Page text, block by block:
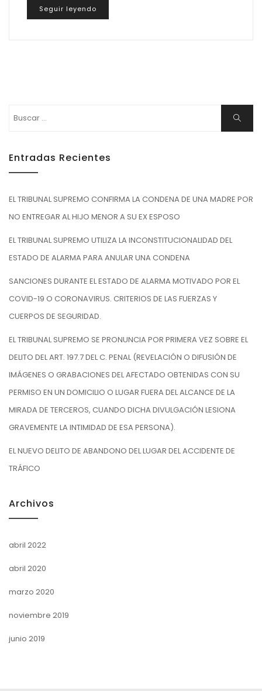
Seguir leyendo
Buscar
Entradas Recientes
EL TRIBUNAL SUPREMO CONFIRMA LA CONDENA DE UNA MADRE POR
NO ENTREGAR AL HIJO MENOR A SU EX ESPOSO
EL TRIBUNAL SUPREMO UTILIZA LA INCONSTITUCIONALIDAD DEL
ESTADO DE ALARMA PARA ANULAR UNA CONDENA
SANCIONES DURANTE EL ESTADO DE ALARMA MOTIVADO POR EL
COVID-19 O CORONAVIRUS. CRITERIOS DE LAS FUERZAS Y
CUERPOS DE SEGURIDAD.
EL TRIBUNAL SUPREMO SE PRONUNCIA POR PRIMERA VEZ SOBRE EL
DELITO DEL ART. 197.7 DEL C. PENAL (REVELACIÓN O DIFUSIÓN DE
IMÁGENES O GRABACIONES DEL AFECTADO OBTENIDAS CON SU
PERMISO EN UN DOMICILIO O LUGAR FUERA DEL ALCANCE DE LA
MIRADA DE TERCEROS, CUANDO DICHA DIVULGACIÓN LESIONA
GRAVEMENTE LA INTIMIDAD DE ESA PERSONA).
EL NUEVO DELITO DE ABANDONO DEL LUGAR DEL ACCIDENTE DE
TRÁFICO
Archivos
abril 2022
abril 2020
marzo 2020
noviembre 2019
junio 2019